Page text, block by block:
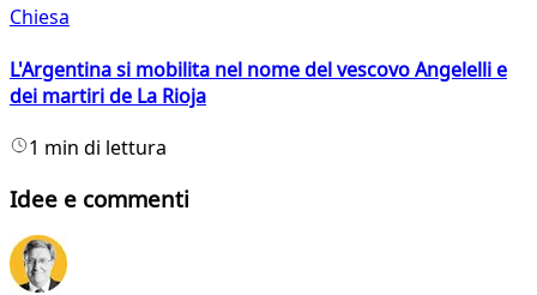
Chiesa
L'Argentina si mobilita nel nome del vescovo Angelelli e
dei martiri de La Rioja
1 min di lettura
Idee e commenti